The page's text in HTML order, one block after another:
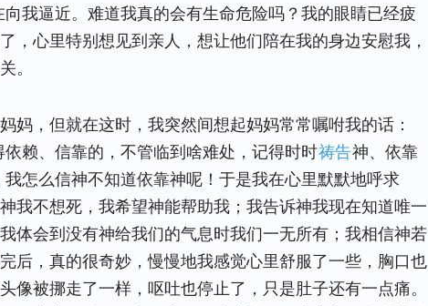
我逼近。难道我真的会有生命危险吗？我的眼睛已经疲
，心里特别想见到亲人，想让他们陪在我的身边安慰我，
。
妈，但就在这时，我突然间想起妈妈常常嘱咐我的话：
赖、信靠的，不管临到啥难处，记得时时祷告神、依靠
怎么信神不知道依靠神呢！于是我在心里默默地呼求
我不想死，我希望神能帮助我；我告诉神我现在知道唯一
体会到没有神给我们的气息时我们一无所有；我相信神若
后，真的很奇妙，慢慢地我感觉心里舒服了一些，胸口也
像被挪走了一样，呕吐也停止了，只是肚子还有一点痛。